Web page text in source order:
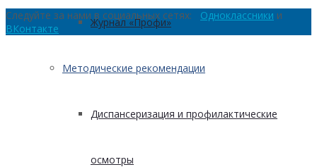
Журнал «Профи»
Методические рекомендации
Диспансеризация и профилактические
осмотры
Следуйте за нами в социальных сетях: Одноклассники и
ВКонтакте